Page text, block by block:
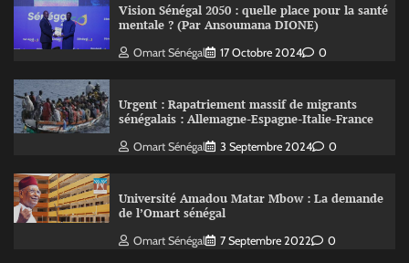
Vision Sénégal 2050 : quelle place pour la santé
mentale ? (Par Ansoumana DIONE)
Omart Sénégal 17 Octobre 2024 0
Urgent : Rapatriement massif de migrants
sénégalais : Allemagne-Espagne-Italie-France
Omart Sénégal 3 Septembre 2024 0
Université Amadou Matar Mbow : La demande
de l’Omart sénégal
Omart Sénégal 7 Septembre 2022 0